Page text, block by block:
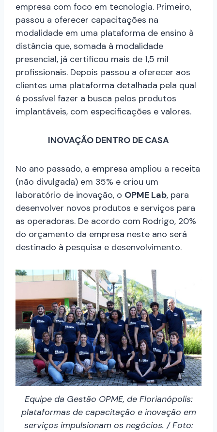
empresa com foco em tecnologia. Primeiro,
passou a oferecer capacitações na
modalidade em uma plataforma de ensino à
distância que, somada à modalidade
presencial, já certificou mais de 1,5 mil
profissionais. Depois passou a oferecer aos
clientes uma plataforma detalhada pela qual
é possível fazer a busca pelos produtos
implantáveis, com especificações e valores.
INOVAÇÃO DENTRO DE CASA
No ano passado, a empresa ampliou a receita
(não divulgada) em 35% e criou um
laboratório de inovação, o OPME Lab, para
desenvolver novos produtos e serviços para
as operadoras. De acordo com Rodrigo, 20%
do orçamento da empresa neste ano será
destinado à pesquisa e desenvolvimento.
Equipe da Gestão OPME, de Florianópolis:
plataformas de capacitação e inovação em
serviços impulsionam os negócios. / Foto: